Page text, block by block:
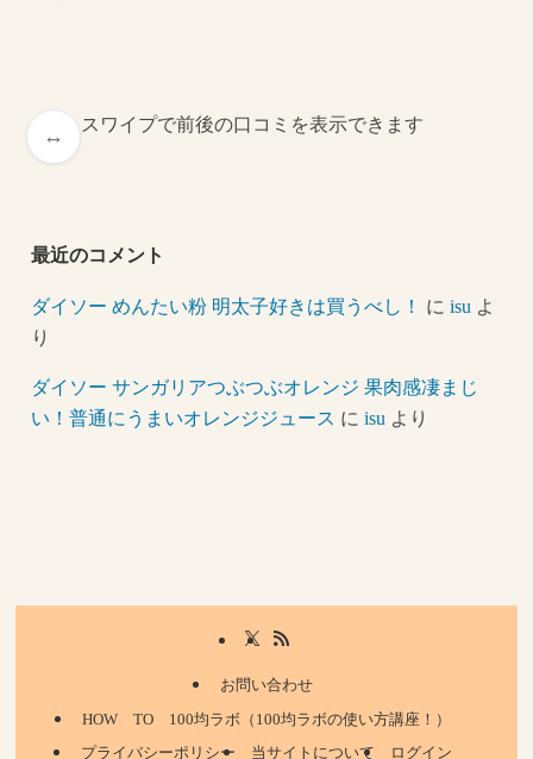
スワイプで前後の口コミを表示できます
最近のコメント
ダイソー めんたい粉 明太子好きは買うべし！ にisu よ
り
ダイソー サンガリアつぶつぶオレンジ 果肉感凄まじ
い！普通にうまいオレンジジュース にisu より
お問い合わせ
HOW TO 100均ラボ（100均ラボの使い方講座！）
プライバシーポリシー
当サイトについて ログイン